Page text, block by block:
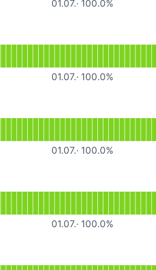
01.07.· 100.0%
01.07.· 100.0%
01.07.· 100.0%
01.07.· 100.0%